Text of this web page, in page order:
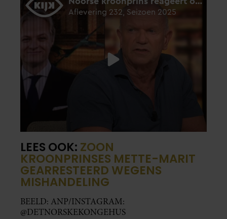
LEES OOK: ZOON
KROONPRINSES METTE-MARIT
GEARRESTEERD WEGENS
MISHANDELING
BEELD: ANP/INSTAGRAM:
@DETNORSKEKONGEHUS